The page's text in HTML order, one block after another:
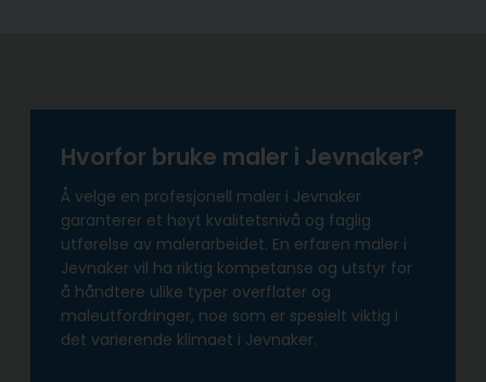
Hvorfor bruke maler i Jevnaker?
Å velge en profesjonell maler i Jevnaker
garanterer et høyt kvalitetsnivå og faglig
utførelse av malerarbeidet. En erfaren maler i
Jevnaker vil ha riktig kompetanse og utstyr for
å håndtere ulike typer overflater og
maleutfordringer, noe som er spesielt viktig i
det varierende klimaet i Jevnaker.